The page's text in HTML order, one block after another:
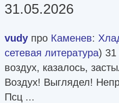
31.05.2026
vudy про Каменев:
сетевая литература) 31
воздух, казалось,
Воздух! Выглядел!
Псц ...